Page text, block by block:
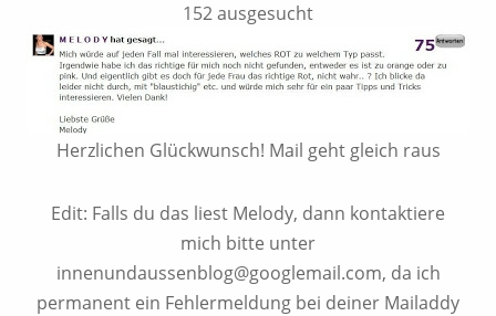
152 ausgesucht
Herzlichen Glückwunsch! Mail geht gleich raus
Edit: Falls du das liest Melody, dann kontaktiere
mich bitte unter
innenundaussenblog@googlemail.com, da ich
permanent ein Fehlermeldung bei deiner Mailaddy